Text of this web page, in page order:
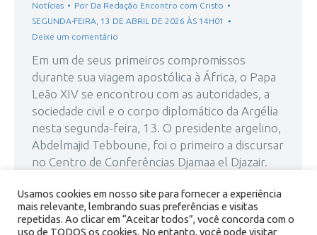
Notícias Por Da Redação Encontro com Cristo
SEGUNDA-FEIRA, 13 DE ABRIL DE 2026 ÀS 14H01
Deixe um comentário
Em um de seus primeiros compromissos
durante sua viagem apostólica à África, o Papa
Leão XIV se encontrou com as autoridades, a
sociedade civil e o corpo diplomático da Argélia
nesta segunda-feira, 13. O presidente argelino,
Abdelmajid Tebboune, foi o primeiro a discursar
no Centro de Conferências Djamaa el Djazair.
destacando…
Usamos cookies em nosso site para fornecer a experiência
mais relevante, lembrando suas preferências e visitas
repetidas. Ao clicar em “Aceitar todos”, você concorda com o
uso de TODOS os cookies. No entanto, você pode visitar